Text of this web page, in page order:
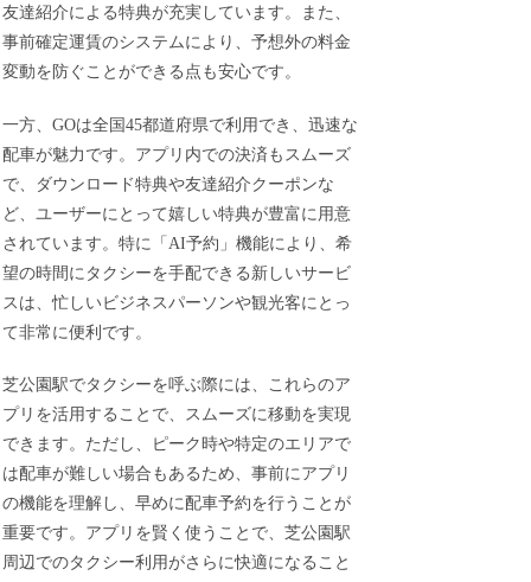
友達紹介による特典が充実しています。また、
事前確定運賃のシステムにより、予想外の料金
変動を防ぐことができる点も安心です。
一方、GOは全国45都道府県で利用でき、迅速な
配車が魅力です。アプリ内での決済もスムーズ
で、ダウンロード特典や友達紹介クーポンな
ど、ユーザーにとって嬉しい特典が豊富に用意
されています。特に「AI予約」機能により、希
望の時間にタクシーを手配できる新しいサービ
スは、忙しいビジネスパーソンや観光客にとっ
て非常に便利です。
芝公園駅でタクシーを呼ぶ際には、これらのア
プリを活用することで、スムーズに移動を実現
できます。ただし、ピーク時や特定のエリアで
は配車が難しい場合もあるため、事前にアプリ
の機能を理解し、早めに配車予約を行うことが
重要です。アプリを賢く使うことで、芝公園駅
周辺でのタクシー利用がさらに快適になること